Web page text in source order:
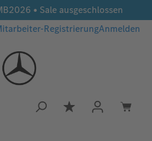
• Sale ausgeschlossen
RegistrierungAnmelden
Du hast 0